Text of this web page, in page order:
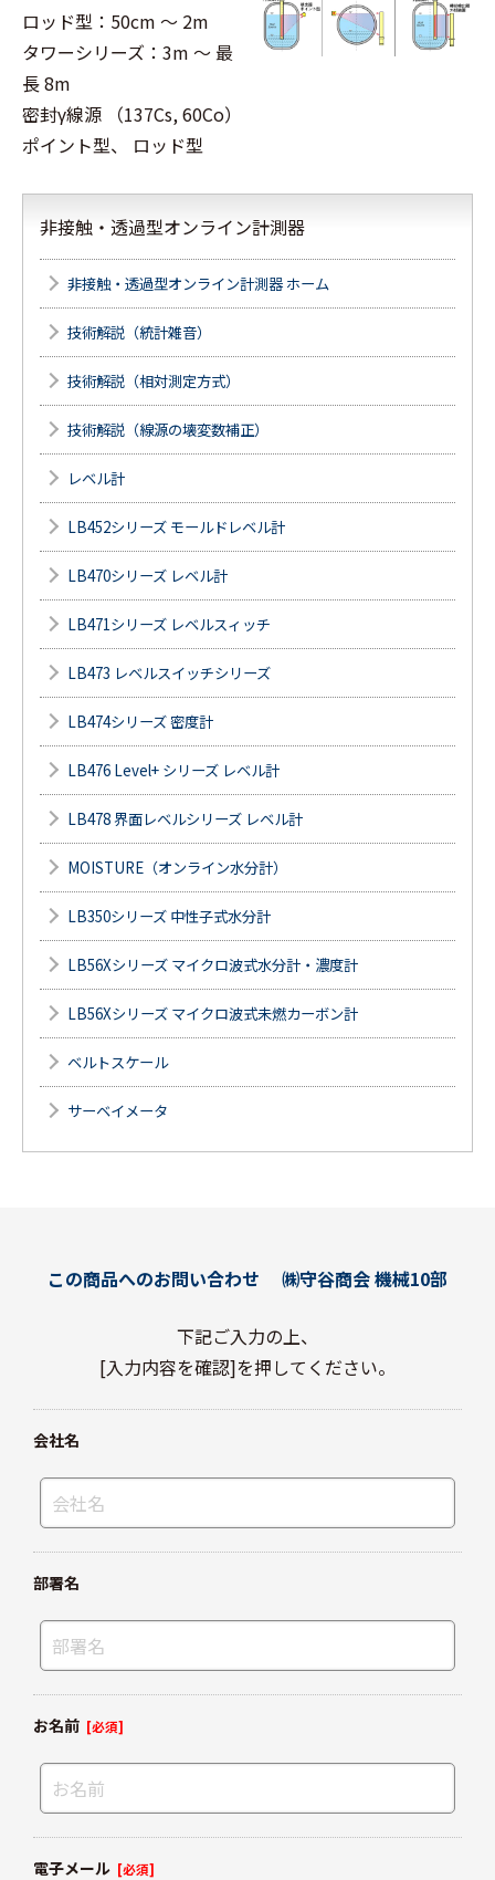
ロッド型：50cm ～ 2m
タワーシリーズ：3m ～ 最
長 8m
密封γ線源 （137Cs, 60Co）
ポイント型、 ロッド型
非接触・透過型オンライン計測器
非接触・透過型オンライン計測器 ホーム
技術解説（統計雑音）
技術解説（相対測定方式）
技術解説（線源の壊変数補正）
レベル計
LB452シリーズ モールドレベル計
LB470シリーズ レベル計
LB471シリーズ レベルスィッチ
LB473 レベルスイッチシリーズ
LB474シリーズ 密度計
LB476 Level+ シリーズ レベル計
LB478 界面レベルシリーズ レベル計
MOISTURE（オンライン水分計）
LB350シリーズ 中性子式水分計
LB56Xシリーズ マイクロ波式水分計・濃度計
LB56Xシリーズ マイクロ波式未燃カーボン計
ベルトスケール
サーベイメータ
この商品へのお問い合わせ ㈱守谷商会 機械10部
下記ご入力の上、
[入力内容を確認]を押してください。
会社名
部署名
お名前 [必須]
電子メール [必須]